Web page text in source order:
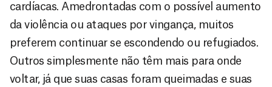
cardíacas. Amedrontadas com o possível aumento
da violência ou ataques por vingança, muitos
preferem continuar se escondendo ou refugiados.
Outros simplesmente não têm mais para onde
voltar, já que suas casas foram queimadas e suas